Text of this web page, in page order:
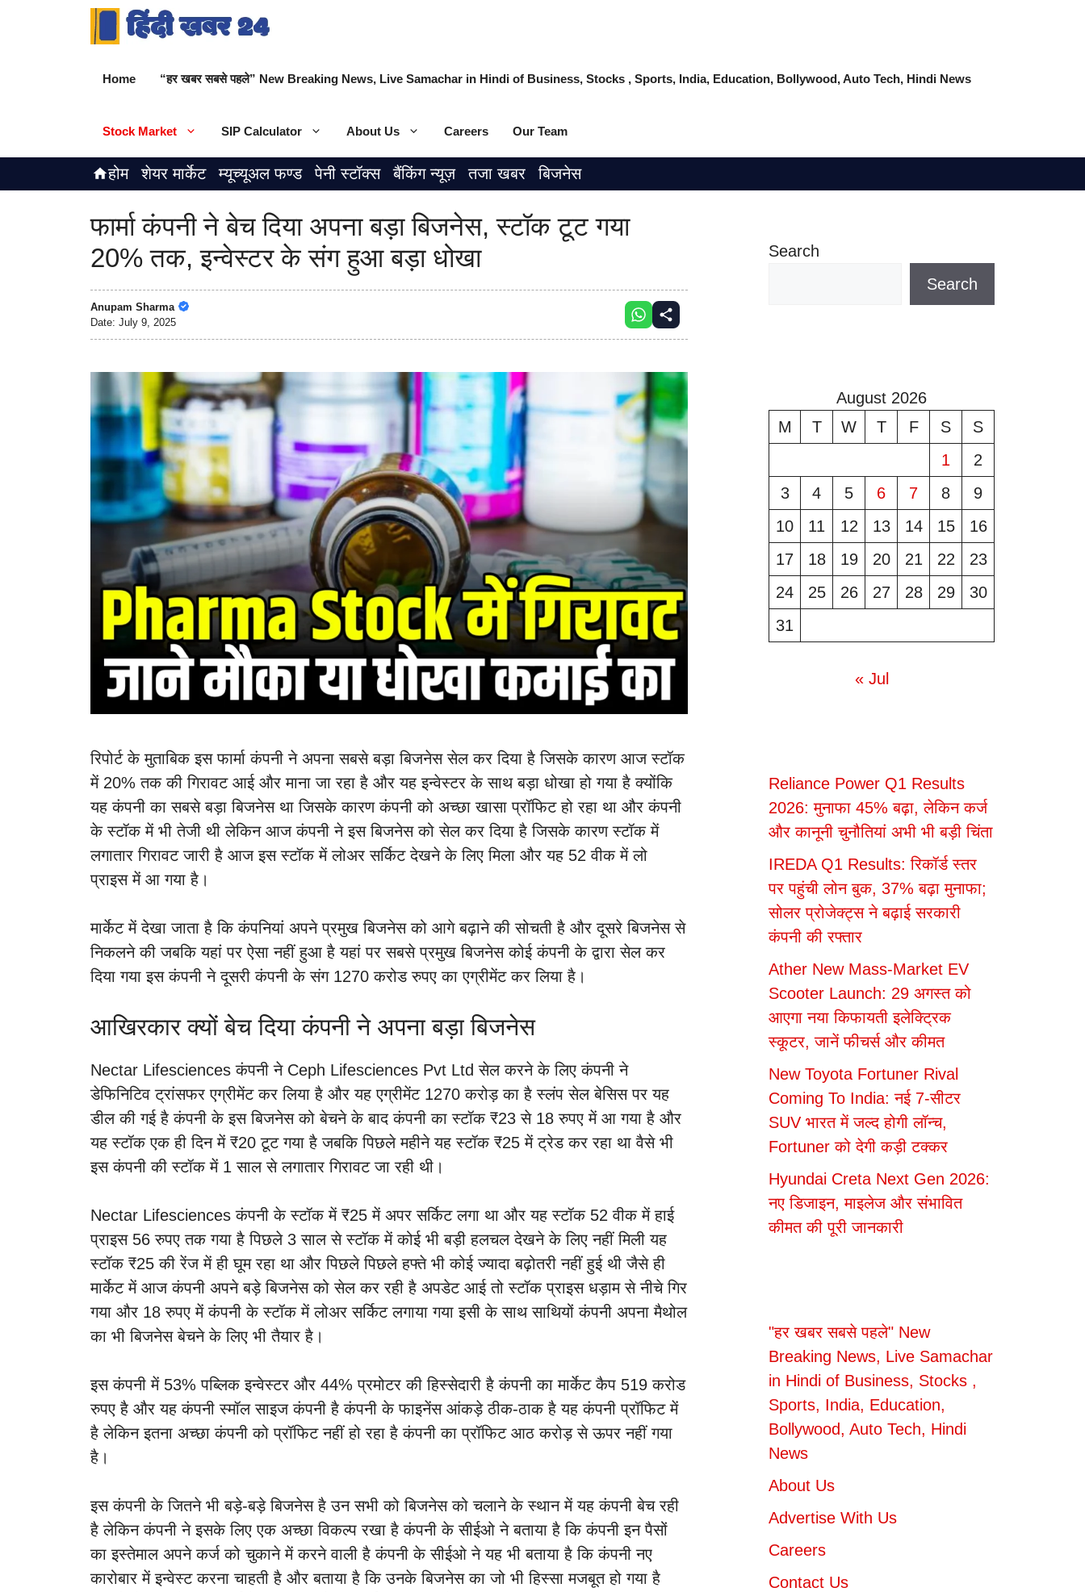
Home “हर खबर सबसे पहले” New Breaking News, Live Samachar in Hindi of Business, Stocks , Sports, India, Education, Bollywood, Auto Tech, Hindi News
Stock Market SIP Calculator About Us Careers Our Team
होम शेयर मार्केट म्यूच्यूअल फण्ड पेनी स्टॉक्स बैंकिंग न्यूज़ तजा खबर बिजनेस
फार्मा कंपनी ने बेच दिया अपना बड़ा बिजनेस, स्टॉक टूट गया
20% तक, इन्वेस्टर के संग हुआ बड़ा धोखा
Anupam Sharma
Date: July 9, 2025
रिपोर्ट के मुताबिक इस फार्मा कंपनी ने अपना सबसे बड़ा बिजनेस सेल कर दिया है जिसके कारण आज स्टॉक
में 20% तक की गिरावट आई और माना जा रहा है और यह इन्वेस्टर के साथ बड़ा धोखा हो गया है क्योंकि
यह कंपनी का सबसे बड़ा बिजनेस था जिसके कारण कंपनी को अच्छा खासा प्रॉफिट हो रहा था और कंपनी
के स्टॉक में भी तेजी थी लेकिन आज कंपनी ने इस बिजनेस को सेल कर दिया है जिसके कारण स्टॉक में
लगातार गिरावट जारी है आज इस स्टॉक में लोअर सर्किट देखने के लिए मिला और यह 52 वीक में लो
प्राइस में आ गया है।
मार्केट में देखा जाता है कि कंपनियां अपने प्रमुख बिजनेस को आगे बढ़ाने की सोचती है और दूसरे बिजनेस से
निकलने की जबकि यहां पर ऐसा नहीं हुआ है यहां पर सबसे प्रमुख बिजनेस कोई कंपनी के द्वारा सेल कर
दिया गया इस कंपनी ने दूसरी कंपनी के संग 1270 करोड रुपए का एग्रीमेंट कर लिया है।
आखिरकार क्यों बेच दिया कंपनी ने अपना बड़ा बिजनेस
Nectar Lifesciences कंपनी ने Ceph Lifesciences Pvt Ltd सेल करने के लिए कंपनी ने
डेफिनिटिव ट्रांसफर एग्रीमेंट कर लिया है और यह एग्रीमेंट 1270 करोड़ का है स्लंप सेल बेसिस पर यह
डील की गई है कंपनी के इस बिजनेस को बेचने के बाद कंपनी का स्टॉक ₹23 से 18 रुपए में आ गया है और
यह स्टॉक एक ही दिन में ₹20 टूट गया है जबकि पिछले महीने यह स्टॉक ₹25 में ट्रेड कर रहा था वैसे भी
इस कंपनी की स्टॉक में 1 साल से लगातार गिरावट जा रही थी।
Nectar Lifesciences कंपनी के स्टॉक में ₹25 में अपर सर्किट लगा था और यह स्टॉक 52 वीक में हाई
प्राइस 56 रुपए तक गया है पिछले 3 साल से स्टॉक में कोई भी बड़ी हलचल देखने के लिए नहीं मिली यह
स्टॉक ₹25 की रेंज में ही घूम रहा था और पिछले पिछले हफ्ते भी कोई ज्यादा बढ़ोतरी नहीं हुई थी जैसे ही
मार्केट में आज कंपनी अपने बड़े बिजनेस को सेल कर रही है अपडेट आई तो स्टॉक प्राइस धड़ाम से नीचे गिर
गया और 18 रुपए में कंपनी के स्टॉक में लोअर सर्किट लगाया गया इसी के साथ साथियों कंपनी अपना मैथोल
का भी बिजनेस बेचने के लिए भी तैयार है।
इस कंपनी में 53% पब्लिक इन्वेस्टर और 44% प्रमोटर की हिस्सेदारी है कंपनी का मार्केट कैप 519 करोड
रुपए है और यह कंपनी स्मॉल साइज कंपनी है कंपनी के फाइनेंस आंकड़े ठीक-ठाक है यह कंपनी प्रॉफिट में
है लेकिन इतना अच्छा कंपनी को प्रॉफिट नहीं हो रहा है कंपनी का प्रॉफिट आठ करोड़ से ऊपर नहीं गया
है।
इस कंपनी के जितने भी बड़े-बड़े बिजनेस है उन सभी को बिजनेस को चलाने के स्थान में यह कंपनी बेच रही
है लेकिन कंपनी ने इसके लिए एक अच्छा विकल्प रखा है कंपनी के सीईओ ने बताया है कि कंपनी इन पैसों
का इस्तेमाल अपने कर्ज को चुकाने में करने वाली है कंपनी के सीईओ ने यह भी बताया है कि कंपनी नए
कारोबार में इन्वेस्ट करना चाहती है और बताया है कि उनके बिजनेस का जो भी हिस्सा मजबूत हो गया है
Search
Search
August 2026
M
T W T F S
S
1
2
3
4 5 6 7 8
9
10
11 12 13 14 15
16
17
18 19 20 21 22
23
24
25 26 27 28 29
30
31
« Jul
Reliance Power Q1 Results
2026: मुनाफा 45% बढ़ा, लेकिन कर्ज
और कानूनी चुनौतियां अभी भी बड़ी चिंता
IREDA Q1 Results: रिकॉर्ड स्तर
पर पहुंची लोन बुक, 37% बढ़ा मुनाफा;
सोलर प्रोजेक्ट्स ने बढ़ाई सरकारी
कंपनी की रफ्तार
Ather New Mass-Market EV
Scooter Launch: 29 अगस्त को
आएगा नया किफायती इलेक्ट्रिक
स्कूटर, जानें फीचर्स और कीमत
New Toyota Fortuner Rival
Coming To India: नई 7-सीटर
SUV भारत में जल्द होगी लॉन्च,
Fortuner को देगी कड़ी टक्कर
Hyundai Creta Next Gen 2026:
नए डिजाइन, माइलेज और संभावित
कीमत की पूरी जानकारी
"हर खबर सबसे पहले" New
Breaking News, Live Samachar
in Hindi of Business, Stocks ,
Sports, India, Education,
Bollywood, Auto Tech, Hindi
News
About Us
Advertise With Us
Careers
Contact Us